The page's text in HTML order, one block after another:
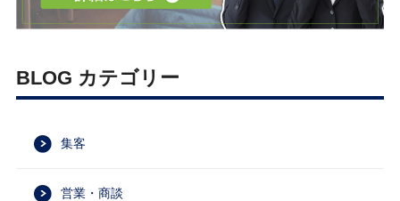
BLOG カテゴリー
集客
営業・商談